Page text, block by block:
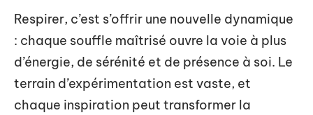
Respirer, c’est s’offrir une nouvelle dynamique
: chaque souffle maîtrisé ouvre la voie à plus
d’énergie, de sérénité et de présence à soi. Le
terrain d’expérimentation est vaste, et
chaque inspiration peut transformer la